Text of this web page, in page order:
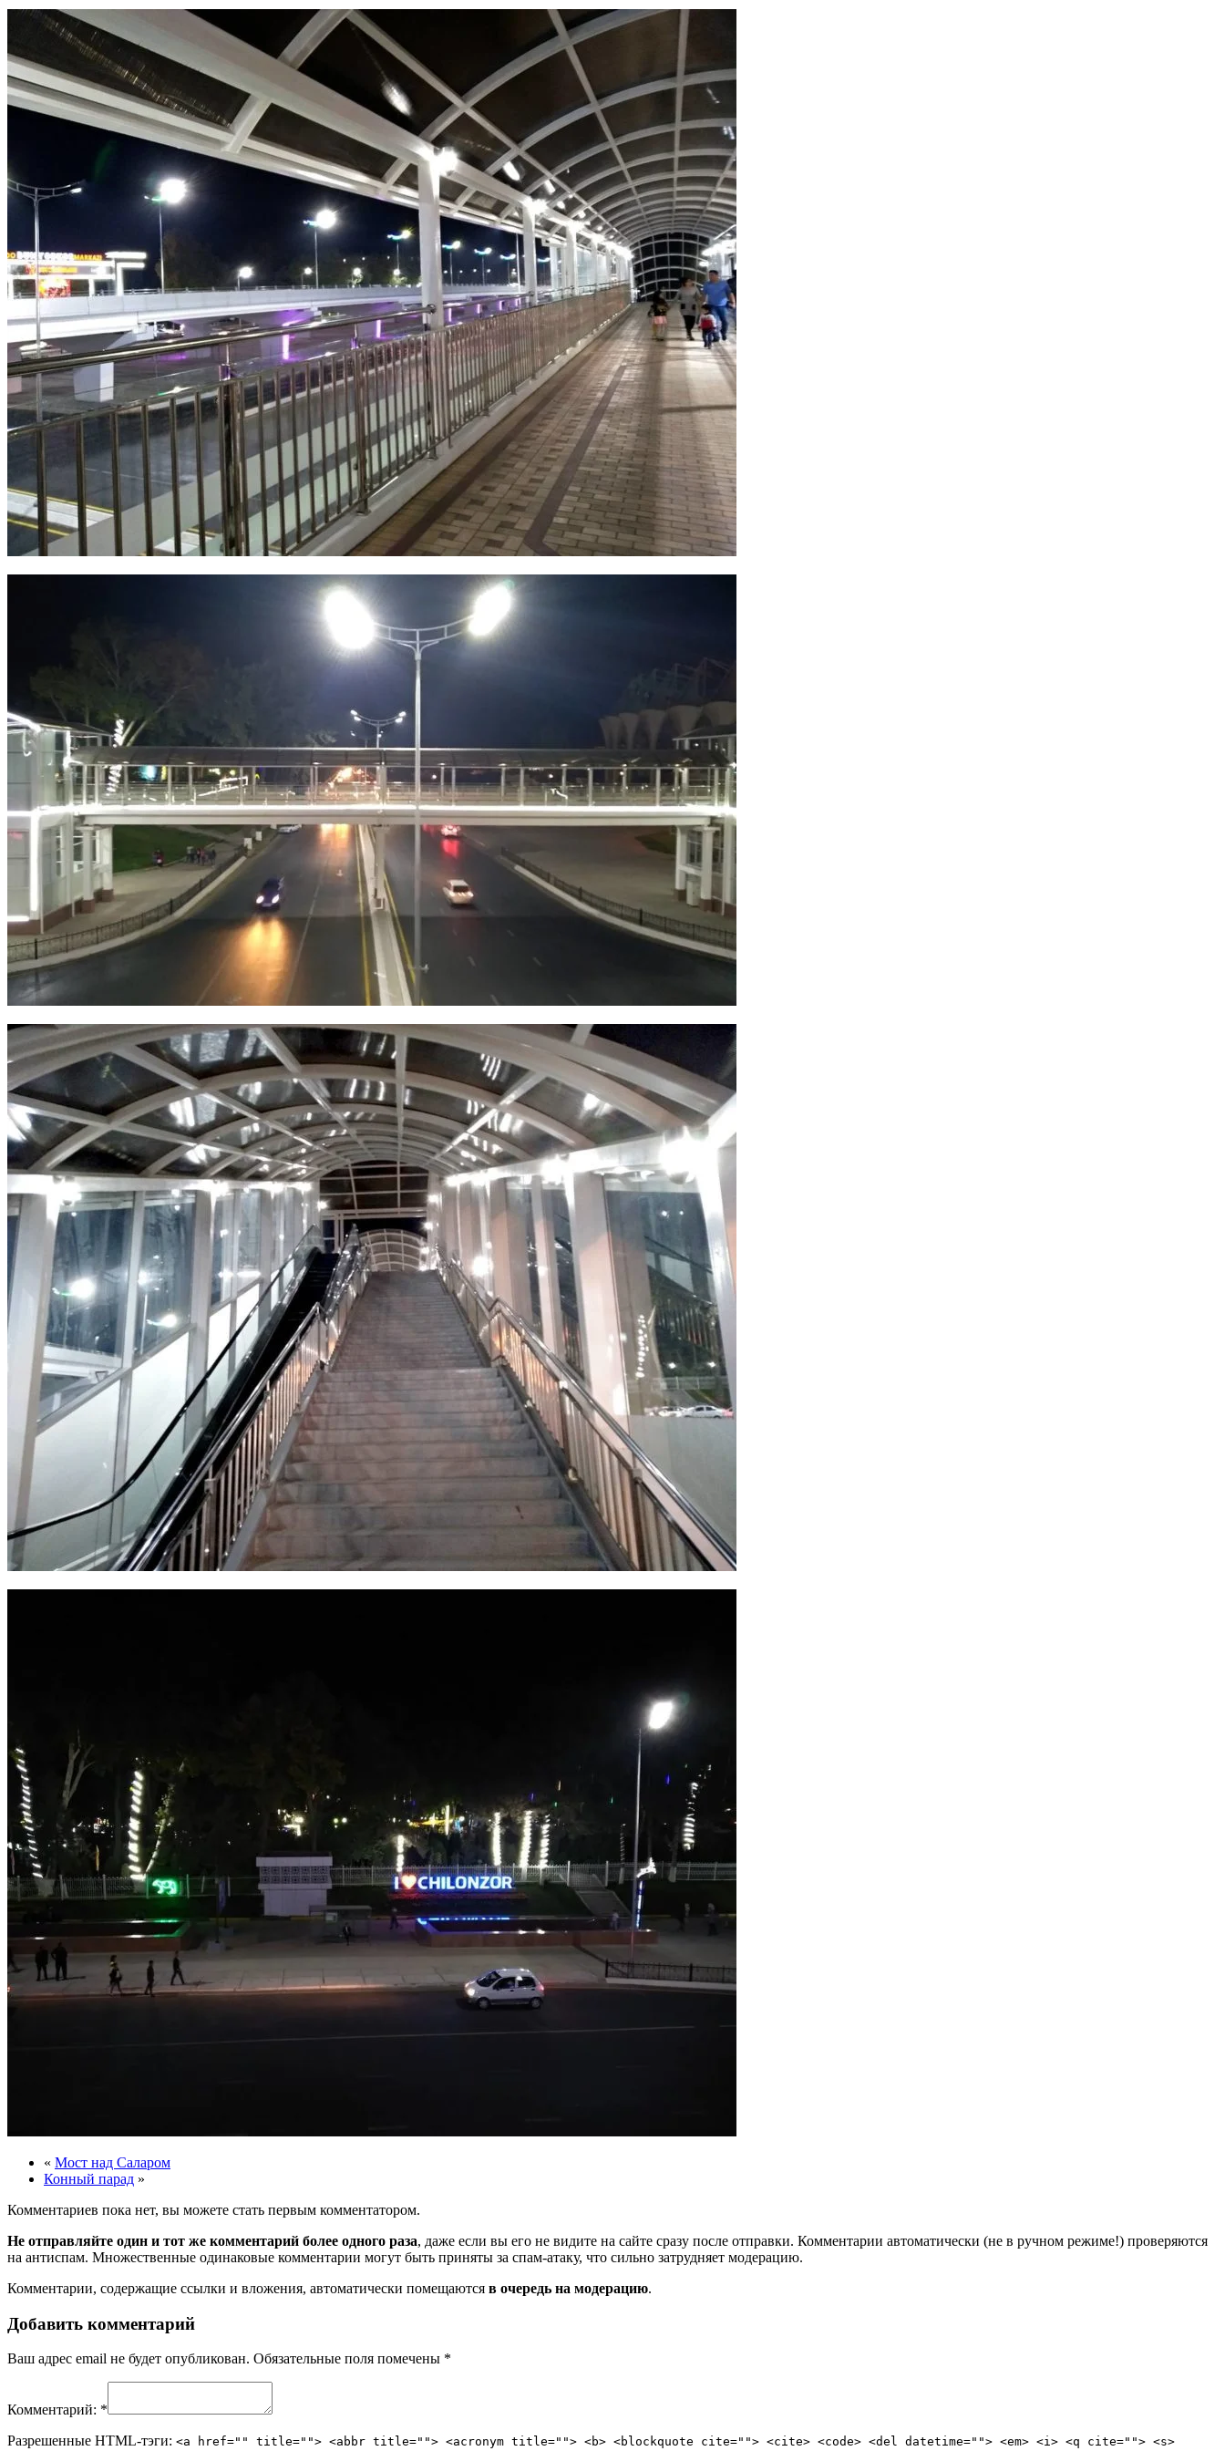
« Мост над Саларом
Конный парад »
Комментариев пока нет, вы можете стать первым комментатором.
Не отправляйте один и тот же комментарий более одного раза, даже если вы его не видите на сайте сразу после отправки. Комментарии автоматически (не в ручном режиме!) проверяются
на антиспам. Множественные одинаковые комментарии могут быть приняты за спам-атаку, что сильно затрудняет модерацию.
Комментарии, содержащие ссылки и вложения, автоматически помещаются в очередь на модерацию.
Добавить комментарий
Ваш адрес email не будет опубликован. Обязательные поля помечены *
Комментарий: *
Разрешенные HTML-тэги: <a href="" title=""> <abbr title=""> <acronym title=""> <b> <blockquote cite=""> <cite> <code> <del datetime=""> <em> <i> <q cite=""> <s>